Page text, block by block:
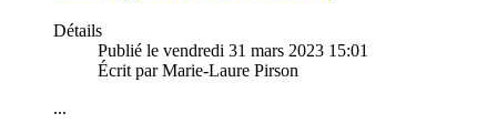
Détails
Publié le vendredi 31 mars 2023 15:01
Écrit par Marie-Laure Pirson
...